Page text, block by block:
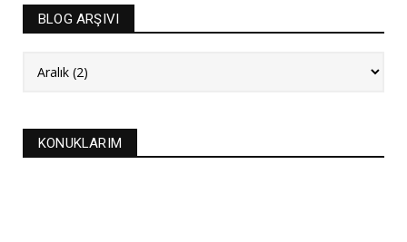
Alanya'nın düğünlerinin meşhur kurabiyesi- S
BLOG ARŞIVI
KONUKLARIM